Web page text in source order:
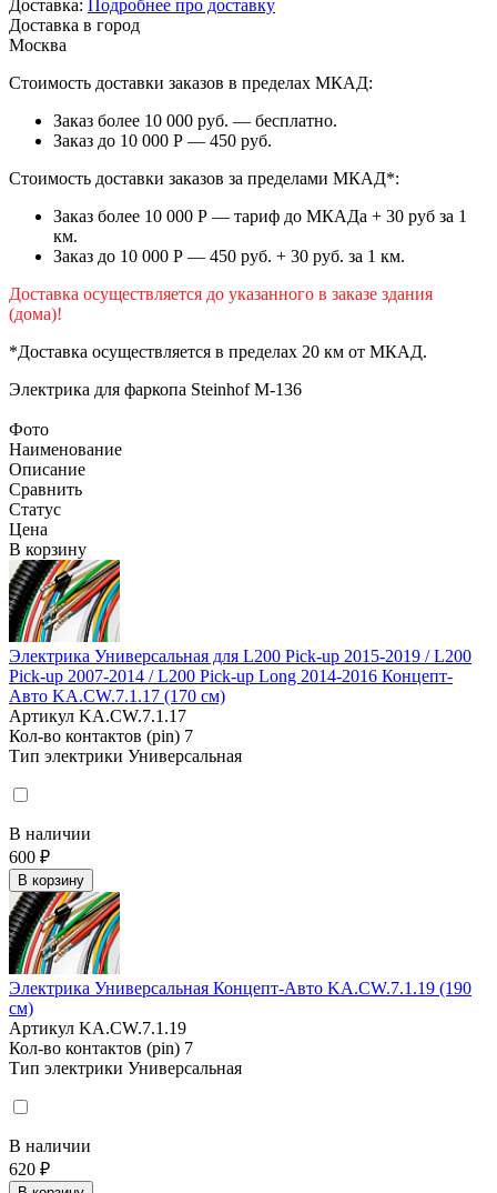
Доставка:
Подробнее про доставку
Доставка в город
Москва
Стоимость доставки заказов в пределах МКАД:
Заказ более 10 000 руб. — бесплатно.
Заказ до 10 000 Р — 450 руб.
Стоимость доставки заказов за пределами МКАД*:
Заказ более 10 000 Р — тариф до МКАДа + 30 руб за 1
км.
Заказ до 10 000 Р — 450 руб. + 30 руб. за 1 км.
Доставка осуществляется до указанного в заказе здания
(дома)!
*Доставка осуществляется в пределах 20 км от МКАД.
Электрика для фаркопа Steinhof M-136
Фото
Наименование
Описание
Сравнить
Статус
Цена
В корзину
Электрика Универсальная для L200 Pick-up 2015-2019 / L200
Pick-up 2007-2014 / L200 Pick-up Long 2014-2016 Концепт-
Авто KA.CW.7.1.17 (170 см)
Артикул KA.CW.7.1.17
Кол-во контактов (pin) 7
Тип электрики Универсальная
В наличии
600 ₽
В корзину
Электрика Универсальная Концепт-Авто KA.CW.7.1.19 (190
см)
Артикул KA.CW.7.1.19
Кол-во контактов (pin) 7
Тип электрики Универсальная
В наличии
620 ₽